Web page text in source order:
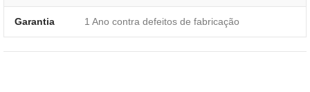
Garantia 1 Ano contra defeitos de fabricação